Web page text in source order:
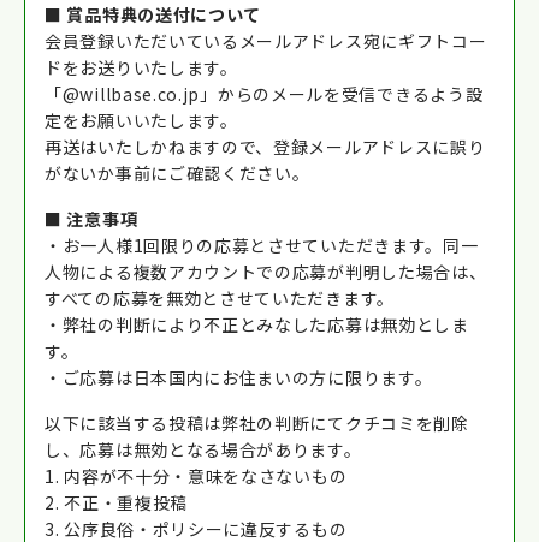
■ 賞品特典の送付について
会員登録いただいているメールアドレス宛にギフトコー
ドをお送りいたします。
「@willbase.co.jp」からのメールを受信できるよう設
定をお願いいたします。
再送はいたしかねますので、登録メールアドレスに誤り
がないか事前にご確認ください。
■ 注意事項
・お一人様1回限りの応募とさせていただきます。同一
人物による複数アカウントでの応募が判明した場合は、
すべての応募を無効とさせていただきます。
・弊社の判断により不正とみなした応募は無効としま
す。
・ご応募は日本国内にお住まいの方に限ります。
以下に該当する投稿は弊社の判断にてクチコミを削除
し、応募は無効となる場合があります。
1. 内容が不十分・意味をなさないもの
2. 不正・重複投稿
3. 公序良俗・ポリシーに違反するもの